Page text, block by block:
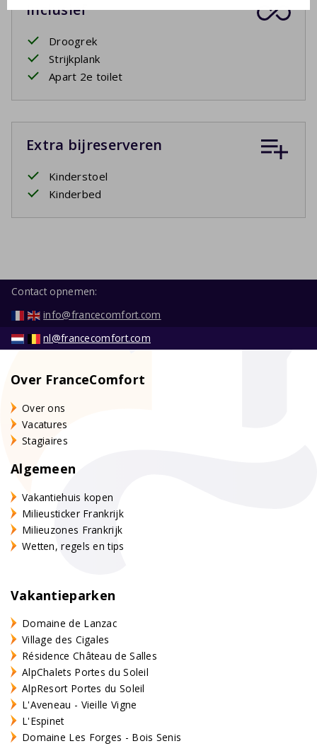
Inclusief
Droogrek
Strijkplank
Apart 2e toilet
Extra bijreserveren
Kinderstoel
Kinderbed
Contact opnemen:
info@francecomfort.com
nl@francecomfort.com
Over FranceComfort
Over ons
Vacatures
Stagiaires
Algemeen
Vakantiehuis kopen
Milieusticker Frankrijk
Milieuzones Frankrijk
Wetten, regels en tips
Vakantieparken
Domaine de Lanzac
Village des Cigales
Résidence Château de Salles
AlpChalets Portes du Soleil
AlpResort Portes du Soleil
L'Aveneau - Vieille Vigne
L'Espinet
Domaine Les Forges - Bois Senis